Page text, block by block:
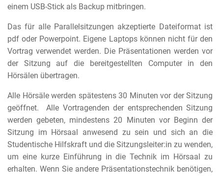
einem USB-Stick als Backup mitbringen.
Das für alle Parallelsitzungen akzeptierte Dateiformat ist
pdf oder Powerpoint. Eigene Laptops können nicht für den
Vortrag verwendet werden. Die Präsentationen werden vor
der Sitzung auf die bereitgestellten Computer in den
Hörsälen übertragen.
Alle Hörsäle werden spätestens 30 Minuten vor der Sitzung
geöffnet. Alle Vortragenden der entsprechenden Sitzung
werden gebeten, mindestens 20 Minuten vor Beginn der
Sitzung im Hörsaal anwesend zu sein und sich an die
Studentische Hilfskraft und die Sitzungsleiter:in zu wenden,
um eine kurze Einführung in die Technik im Hörsaal zu
erhalten. Wenn Sie andere Präsentationstechnik benötigen,